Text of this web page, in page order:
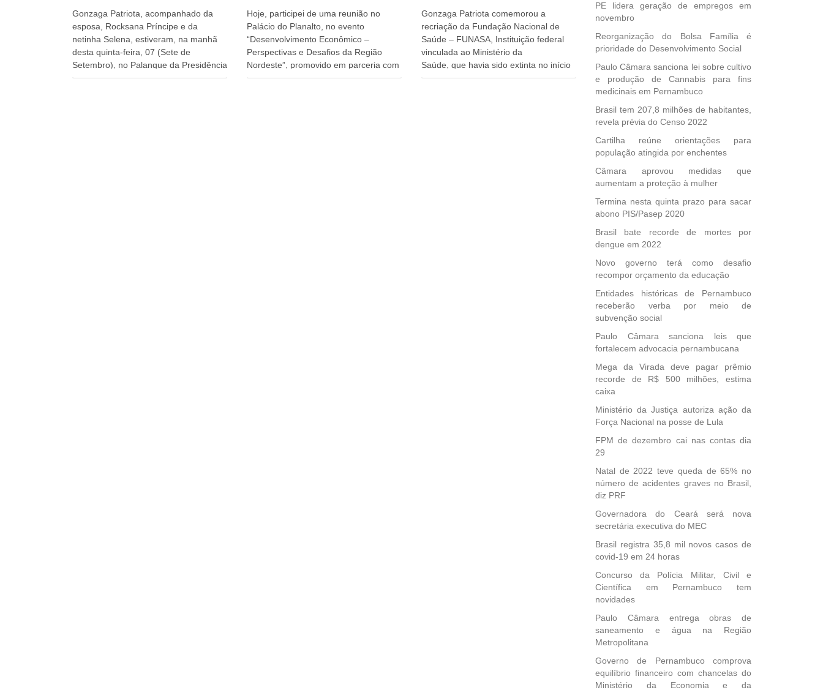
Gonzaga Patriota, acompanhado da
esposa, Rocksana Príncipe e da
netinha Selena, estiveram, na manhã
desta quinta-feira, 07 (Sete de
Setembro), no Palanque da Presidência
da República, onde foram abraçados
Hoje, participei de uma reunião no
Palácio do Planalto, no evento
“Desenvolvimento Econômico –
Perspectivas e Desafios da Região
Nordeste”, promovido em parceria com
o Consórcio Nordeste. Na pauta do
Gonzaga Patriota comemorou a
recriação da Fundação Nacional de
Saúde – FUNASA, Instituição federal
vinculada ao Ministério da
Saúde, que havia sido extinta no início
do terceiro governo do
PE lidera geração de empregos em
novembro
Reorganização do Bolsa Família é
prioridade do Desenvolvimento Social
Paulo Câmara sanciona lei sobre cultivo
e produção de Cannabis para fins
medicinais em Pernambuco
Brasil tem 207,8 milhões de habitantes,
revela prévia do Censo 2022
Cartilha reúne orientações para
população atingida por enchentes
Câmara aprovou medidas que
aumentam a proteção à mulher
Termina nesta quinta prazo para sacar
abono PIS/Pasep 2020
Brasil bate recorde de mortes por
dengue em 2022
Novo governo terá como desafio
recompor orçamento da educação
Entidades históricas de Pernambuco
receberão verba por meio de
subvenção social
Paulo Câmara sanciona leis que
fortalecem advocacia pernambucana
Mega da Virada deve pagar prêmio
recorde de R$ 500 milhões, estima
caixa
Ministério da Justiça autoriza ação da
Força Nacional na posse de Lula
FPM de dezembro cai nas contas dia
29
Natal de 2022 teve queda de 65% no
número de acidentes graves no Brasil,
diz PRF
Governadora do Ceará será nova
secretária executiva do MEC
Brasil registra 35,8 mil novos casos de
covid-19 em 24 horas
Concurso da Polícia Militar, Civil e
Científica em Pernambuco tem
novidades
Paulo Câmara entrega obras de
saneamento e água na Região
Metropolitana
Governo de Pernambuco comprova
equilíbrio financeiro com chancelas do
Ministério da Economia e da